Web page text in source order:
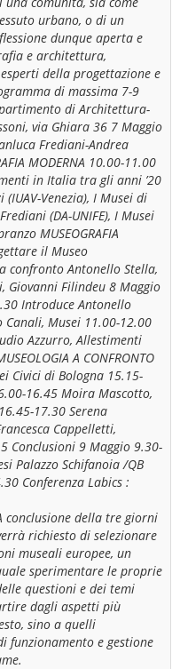
urbano, o di un
dunque aperta e
e architettura,
della progettazione e
di massima 7-9
di Architettura-
via Ghiara 36 7 Maggio
Frediani-Andrea
MODERNA 10.00-11.00
in Italia tra gli anni ’20
(IUAV-Venezia), I Musei di
(DA-UNIFE), I Musei
MUSEOGRAFIA
il Museo
confronto Antonello Stella,
Giovanni Filindeu 8 Maggio
Introduce Antonello
Canali, Musei 11.00-12.00
Azzurro, Allestimenti
A CONFRONTO
Civici di Bologna 15.15-
16.45 Moira Mascotto,
17.30 Serena
Cappelletti,
Conclusioni 9 Maggio 9.30-
Palazzo Schifanoia /QB
Conferenza Labics :
conclusione della tre giorni
richiesto di selezionare
museali europee, un
sperimentare le proprie
questioni e dei temi
dagli aspetti più
sino a quelli
funzionamento e gestione